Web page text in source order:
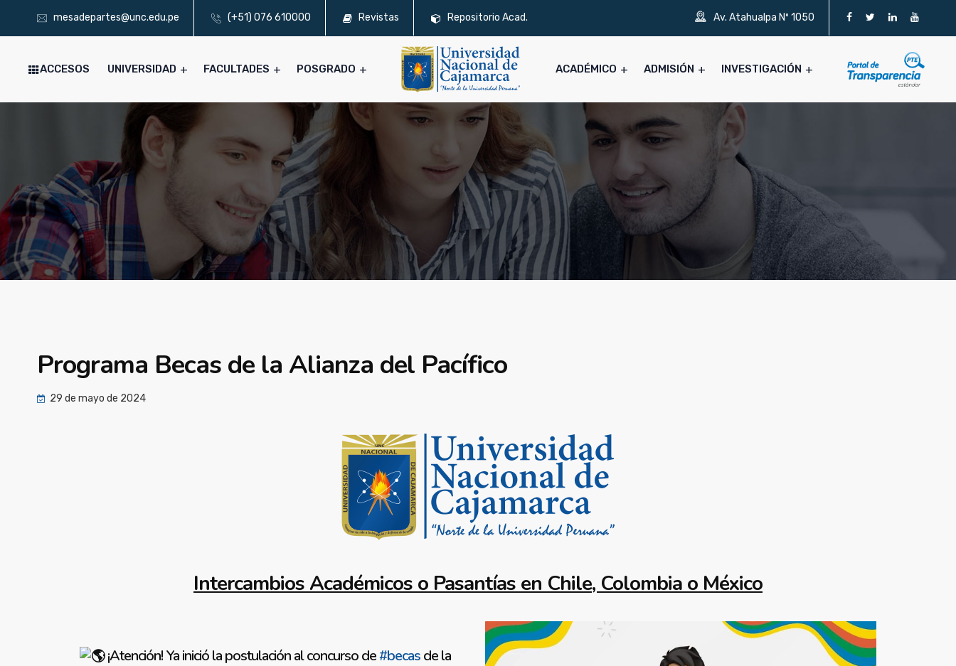
mesadepartes@unc.edu.pe (+51) 076 610000 Revistas Repositorio Acad. Av. Atahualpa Nº 1050
ACCESOS UNIVERSIDAD FACULTADES POSGRADO ACADÉMICO ADMISIÓN INVESTIGACIÓN
Programa Becas de la Alianza del Pacífico
29 de mayo de 2024
Intercambios Académicos o Pasantías en Chile, Colombia o México
¡Atención! Ya inició la postulación al concurso de#becasde la